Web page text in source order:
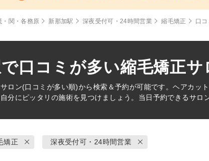
・関・各務原 新那加駅 深夜受付可・24時間営業 縮毛矯正 口コ
口コミが多い縮毛矯正
サロン(口コミが多い順)から検索＆予約が可能です。ヘアカッ
分にピッタリの施術を見つけましょう。当日予約できるサロ
矯正 深夜受付可・24時間営業